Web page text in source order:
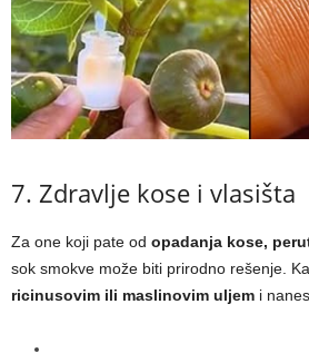
7. Zdravlje kose i vlasišta
Za one koji pate od opadanja kose,
sok smokve može biti prirodno rešenje.
ricinusovim ili maslinovim uljem i